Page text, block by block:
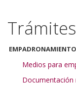
Trámites
EMPADRONAMIENTO
Medios para
Documentación